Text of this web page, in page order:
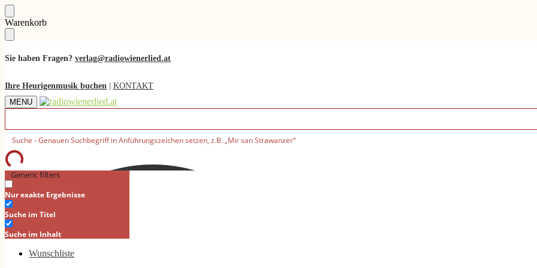
Skip
to
navigation
Skip
to
content
Warenkorb
Sie haben Fragen? verlag@radiowienerlied.at
Ihre Heurigenmusik buchen
KONTAKT
MENU
Generic filters
Nur exakte Ergebnisse
Suche im Titel
Suche im Inhalt
Wunschliste